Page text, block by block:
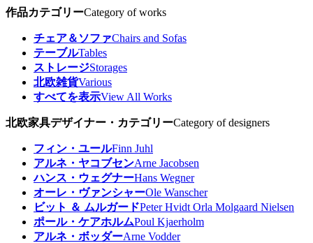
作品カテゴリーCategory of works
チェア＆ソファChairs and Sofas
テーブルTables
ストレージStorages
北欧雑貨Various
すべてを表示View All Works
北欧家具デザイナー・カテゴリーCategory of designers
フィン・ユールFinn Juhl
アルネ・ヤコブセンArne Jacobsen
ハンス・ウェグナーHans Wegner
オーレ・ヴァンシャーOle Wanscher
ビット ＆ ムルガードPeter Hvidt Orla Molgaard Nielsen
ポール・ケアホルムPoul Kjaerholm
アルネ・ボッダーArne Vodder